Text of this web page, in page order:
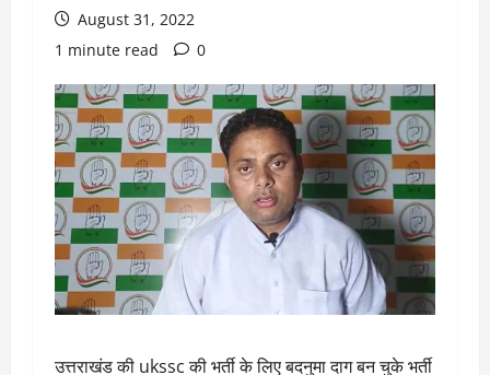
August 31, 2022
1 minute read
0
उत्तराखंड की ukssc की भर्ती के लिए बदनुमा दाग बन चुके भर्ती